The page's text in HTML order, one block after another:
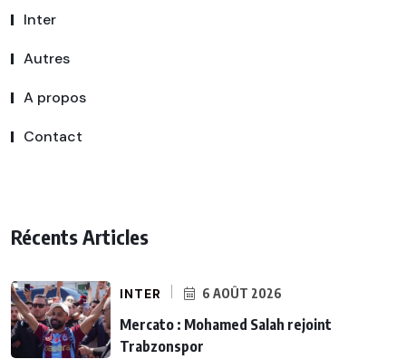
Inter
Autres
A propos
Contact
Récents Articles
INTER 6 AOÛT 2026
Mercato : Mohamed Salah rejoint
Trabzonspor